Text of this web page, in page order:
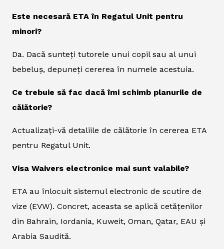
Este necesară ETA în Regatul Unit pentru
minori?
Da. Dacă sunteți tutorele unui copil sau al unui
bebeluș, depuneți cererea în numele acestuia.
Ce trebuie să fac dacă îmi schimb planurile de
călătorie?
Actualizați-vă detaliile de călătorie în cererea ETA
pentru Regatul Unit.
Visa Waivers electronice mai sunt valabile?
ETA au înlocuit sistemul electronic de scutire de
vize (EVW). Concret, aceasta se aplică cetățenilor
din Bahrain, Iordania, Kuweit, Oman, Qatar, EAU și
Arabia Saudită.